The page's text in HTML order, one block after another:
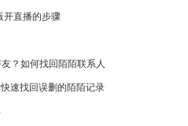
开直播的步骤
？如何找回陌陌联系人
速找回误删的陌陌记录